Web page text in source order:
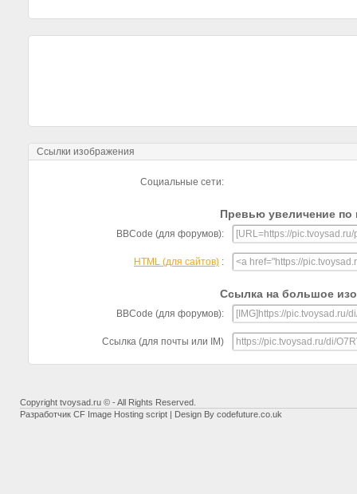
Ссылки изображения
Социальные сети:
Превью увеличение по
BBCode (для форумов):
HTML (для сайтов) :
Ссылка на большое
BBCode (для форумов):
Ссылка (для почты или IM)
Copyright tvoysad.ru © - All Rights Reserved.
Разработчик CF Image Hosting script | Design By codefuture.co.uk